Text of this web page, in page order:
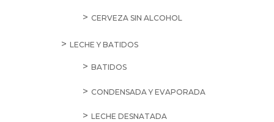
CERVEZA SIN ALCOHOL
LECHE Y BATIDOS
BATIDOS
CONDENSADA Y EVAPORADA
LECHE DESNATADA